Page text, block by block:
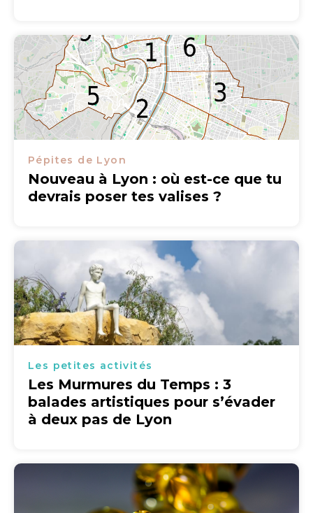
Pépites de Lyon
Nouveau à Lyon : où est-ce que tu
devrais poser tes valises ?
Les petites activités
Les Murmures du Temps : 3
balades artistiques pour s’évader
à deux pas de Lyon